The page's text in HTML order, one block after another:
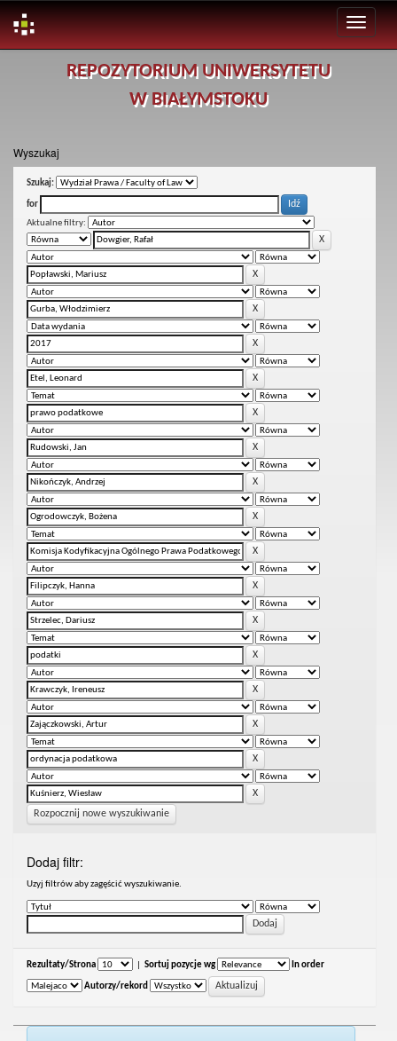
REPOZYTORIUM UNIWERSYTETU
W BIAŁYMSTOKU
Wyszukaj
Szukaj:
for
Aktualne filtry:
Rozpocznij nowe wyszukiwanie
Dodaj filtr:
Uzyj filtrów aby zagęścić wyszukiwanie.
Rezultaty/Strona Sortuj pozycje wg In order
Autorzy/rekord